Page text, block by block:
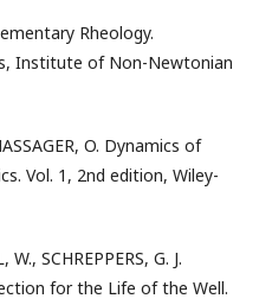
Rheology.
Institute of Non-Newtonian
O. Dynamics of
Vol. 1, 2nd edition, Wiley-
SCHREPPERS, G. J.
for the Life of the Well.